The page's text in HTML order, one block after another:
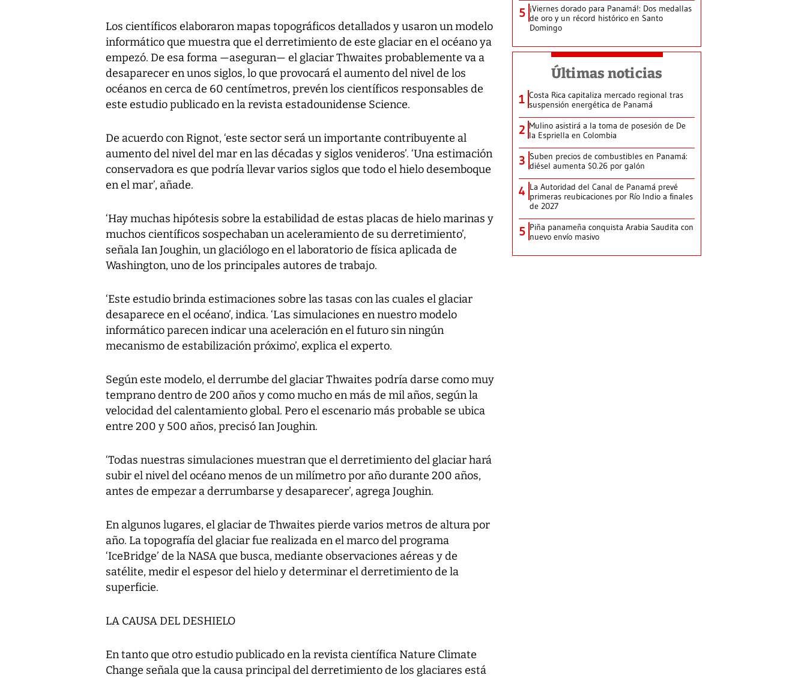
Los científicos elaboraron mapas topográficos detallados y usaron un modelo
informático que muestra que el derretimiento de este glaciar en el océano ya
empezó. De esa forma —aseguran— el glaciar Thwaites probablemente va a
desaparecer en unos siglos, lo que provocará el aumento del nivel de los
océanos en cerca de 60 centímetros, prevén los científicos responsables de
este estudio publicado en la revista estadounidense Science.
De acuerdo con Rignot, ‘este sector será un importante contribuyente al
aumento del nivel del mar en las décadas y siglos venideros’. ‘Una estimación
conservadora es que podría llevar varios siglos que todo el hielo desemboque
en el mar’, añade.
‘Hay muchas hipótesis sobre la estabilidad de estas placas de hielo marinas y
muchos científicos sospechaban un aceleramiento de su derretimiento’,
señala Ian Joughin, un glaciólogo en el laboratorio de física aplicada de
Washington, uno de los principales autores de trabajo.
‘Este estudio brinda estimaciones sobre las tasas con las cuales el glaciar
desaparece en el océano’, indica. ‘Las simulaciones en nuestro modelo
informático parecen indicar una aceleración en el futuro sin ningún
mecanismo de estabilización próximo’, explica el experto.
Según este modelo, el derrumbe del glaciar Thwaites podría darse como muy
temprano dentro de 200 años y como mucho en más de mil años, según la
velocidad del calentamiento global. Pero el escenario más probable se ubica
entre 200 y 500 años, precisó Ian Joughin.
‘Todas nuestras simulaciones muestran que el derretimiento del glaciar hará
subir el nivel del océano menos de un milímetro por año durante 200 años,
antes de empezar a derrumbarse y desaparecer’, agrega Joughin.
En algunos lugares, el glaciar de Thwaites pierde varios metros de altura por
año. La topografía del glaciar fue realizada en el marco del programa
‘IceBridge’ de la NASA que busca, mediante observaciones aéreas y de
satélite, medir el espesor del hielo y determinar el derretimiento de la
superficie.
LA CAUSA DEL DESHIELO
En tanto que otro estudio publicado en la revista científica Nature Climate
Change señala que la causa principal del derretimiento de los glaciares está
5 ¡Viernes dorado para Panamá!: Dos medallas
de oro y un récord histórico en Santo
Domingo
Últimas noticias
1 Costa Rica capitaliza mercado regional tras
suspensión energética de Panamá
2 Mulino asistirá a la toma de posesión de De
la Espriella en Colombia
3 Suben precios de combustibles en Panamá:
diésel aumenta $0.26 por galón
4 La Autoridad del Canal de Panamá prevé
primeras reubicaciones por Río Indio a finales
de 2027
5 Piña panameña conquista Arabia Saudita con
nuevo envío masivo